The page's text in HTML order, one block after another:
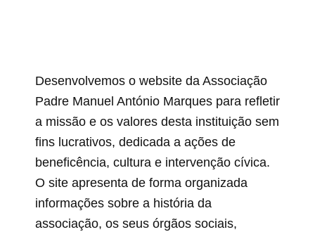
Desenvolvemos o website da Associação
Padre Manuel António Marques para refletir
a missão e os valores desta instituição sem
fins lucrativos, dedicada a ações de
beneficência, cultura e intervenção cívica.
O site apresenta de forma organizada
informações sobre a história da
associação, os seus órgãos sociais,